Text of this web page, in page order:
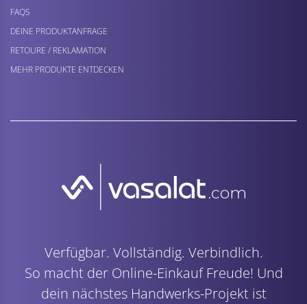
FAQS
DEINE PRODUKTANFRAGE
RETOURE / REKLAMATION
MEHR PRODUKTE ENTDECKEN
Verfügbar. Vollständig. Verbindlich.
So macht der Online-Einkauf Freude! Und
dein nächstes Handwerks-Projekt ist